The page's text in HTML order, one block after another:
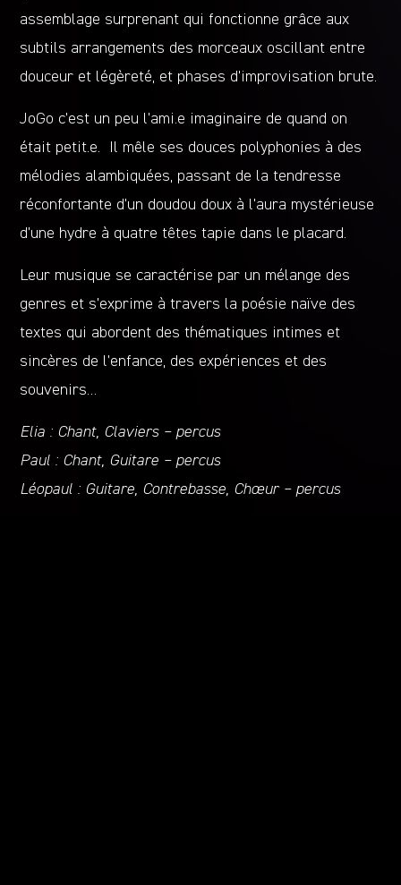
assemblage surprenant qui fonctionne grâce aux
subtils arrangements des morceaux oscillant entre
douceur et légèreté, et phases d’improvisation brute.
JoGo c’est un peu l’ami.e imaginaire de quand on
était petit.e. Il mêle ses douces polyphonies à des
mélodies alambiquées, passant de la tendresse
réconfortante d’un doudou doux à l’aura mystérieuse
d’une hydre à quatre têtes tapie dans le placard.
Leur musique se caractérise par un mélange des
genres et s’exprime à travers la poésie naïve des
textes qui abordent des thématiques intimes et
sincères de l’enfance, des expériences et des
souvenirs…
Elia : Chant, Claviers – percus
Paul : Chant, Guitare – percus
Léopaul : Guitare, Contrebasse, Chœur – percus